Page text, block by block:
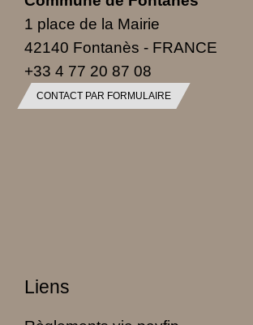
1 place de la Mairie
42140 Fontanès - FRANCE
+33 4 77 20 87 08
CONTACT PAR FORMULAIRE
Liens